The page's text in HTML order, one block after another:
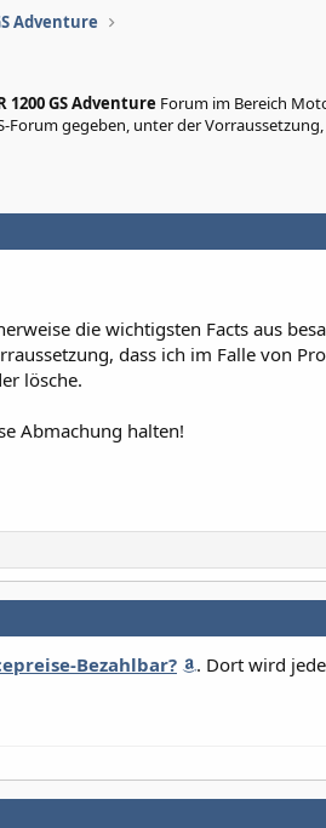
Adventure
1200 GS Adventure Forum im Bereich
Forum gegeben, unter der Vorraussetzung,
die wichtigsten Facts aus
dass ich im Falle von
lösche.
Abmachung halten!
Bezahlbar? . Dort wird